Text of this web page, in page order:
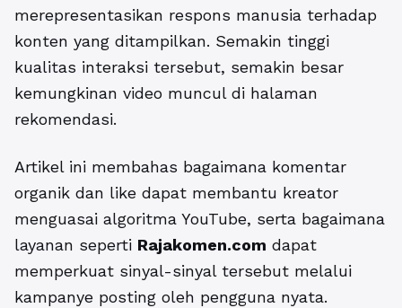
merepresentasikan respons manusia terhadap
konten yang ditampilkan. Semakin tinggi
kualitas interaksi tersebut, semakin besar
kemungkinan video muncul di halaman
rekomendasi.
Artikel ini membahas bagaimana komentar
organik dan like dapat membantu kreator
menguasai algoritma YouTube, serta bagaimana
layanan seperti Rajakomen.com dapat
memperkuat sinyal-sinyal tersebut melalui
kampanye posting oleh pengguna nyata.